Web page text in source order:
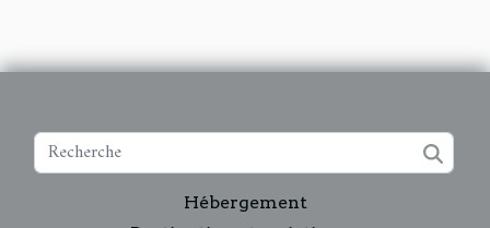
Hébergement